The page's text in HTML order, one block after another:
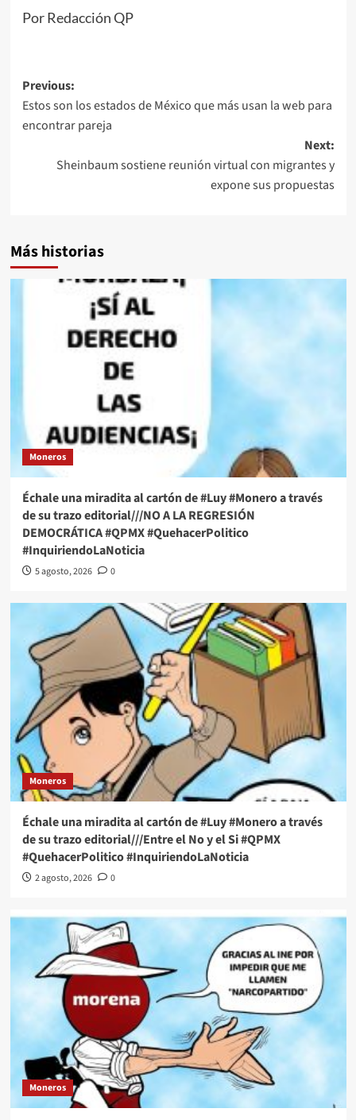
Por Redacción QP
Post
navigation
Previous:
Estos son los estados de México que más usan la web para
encontrar pareja
Next:
Sheinbaum sostiene reunión virtual con migrantes y
expone sus propuestas
Más historias
Moneros
Échale una miradita al cartón de #Luy #Monero a través
de su trazo editorial///NO A LA REGRESIÓN
DEMOCRÁTICA #QPMX #QuehacerPolitico
#InquiriendoLaNoticia
5 agosto, 2026 0
Moneros
Échale una miradita al cartón de #Luy #Monero a través
de su trazo editorial///Entre el No y el Si #QPMX
#QuehacerPolitico #InquiriendoLaNoticia
2 agosto, 2026 0
Moneros